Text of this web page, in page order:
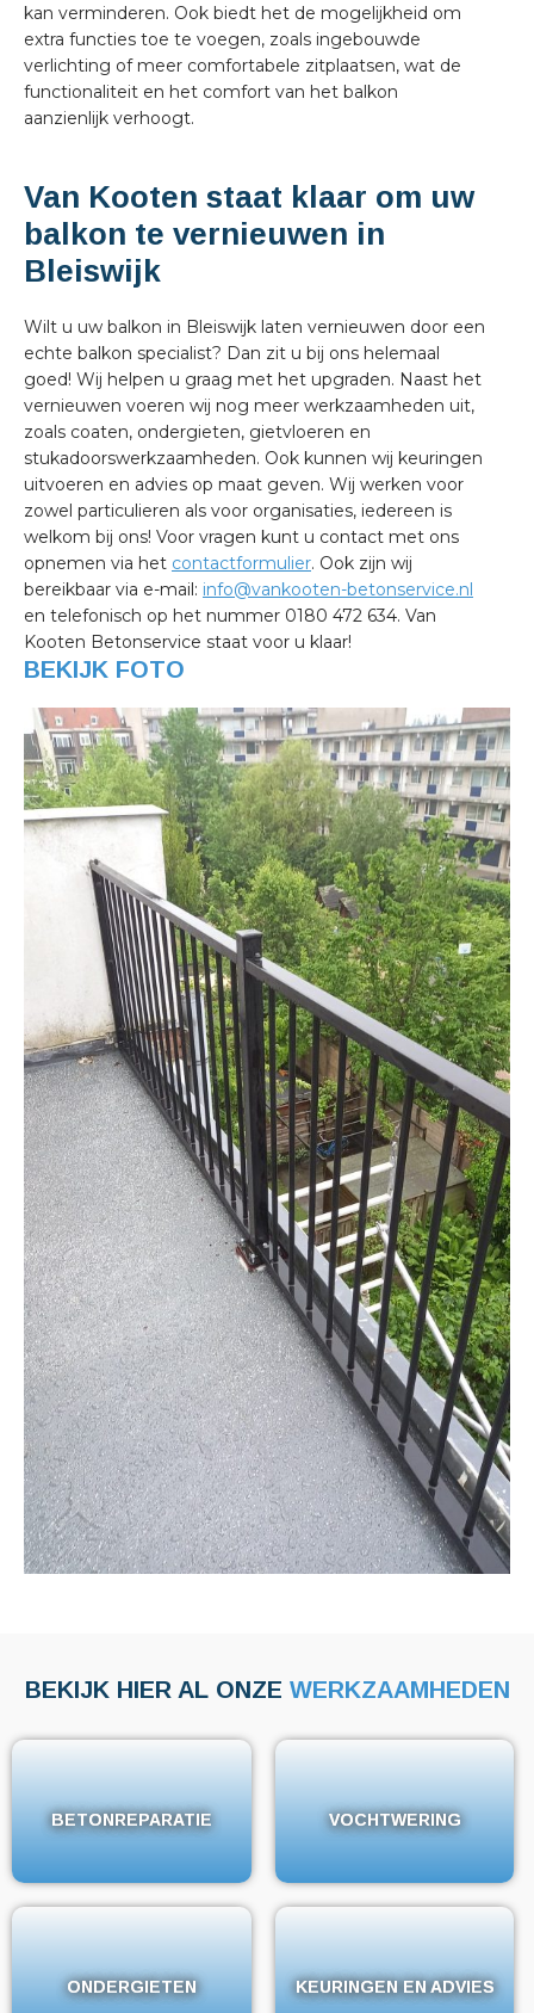
kan verminderen. Ook biedt het de mogelijkheid om
extra functies toe te voegen, zoals ingebouwde
verlichting of meer comfortabele zitplaatsen, wat de
functionaliteit en het comfort van het balkon
aanzienlijk verhoogt.
Van Kooten staat klaar om uw
balkon te vernieuwen in
Bleiswijk
Wilt u uw balkon in Bleiswijk laten vernieuwen door een
echte balkon specialist? Dan zit u bij ons helemaal
goed! Wij helpen u graag met het upgraden. Naast het
vernieuwen voeren wij nog meer werkzaamheden uit,
zoals coaten, ondergieten, gietvloeren en
stukadoorswerkzaamheden. Ook kunnen wij keuringen
uitvoeren en advies op maat geven. Wij werken voor
zowel particulieren als voor organisaties, iedereen is
welkom bij ons! Voor vragen kunt u contact met ons
opnemen via het contactformulier. Ook zijn wij
bereikbaar via e-mail: info@vankooten-betonservice.nl
en telefonisch op het nummer 0180 472 634. Van
Kooten Betonservice staat voor u klaar!
BEKIJK FOTO
BEKIJK HIER AL ONZE WERKZAAMHEDEN
BETONREPARATIE
BETONREPARATIE VOCHTWERING
VOCHTWERING
ONDERGIETEN
ONDERGIETEN KEURINGEN EN ADVIES
KEURINGEN EN ADVIES